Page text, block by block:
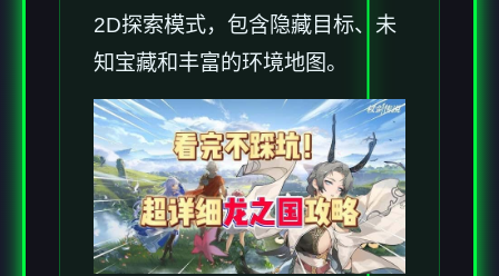
2D探索模式，包含隐藏目标、未
知宝藏和丰富的环境地图。